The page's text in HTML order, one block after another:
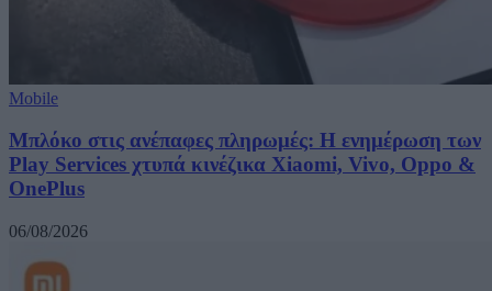
Mobile
Μπλόκο στις ανέπαφες πληρωμές: Η ενημέρωση των
Play Services χτυπά κινέζικα Xiaomi, Vivo, Oppo &
OnePlus
06/08/2026